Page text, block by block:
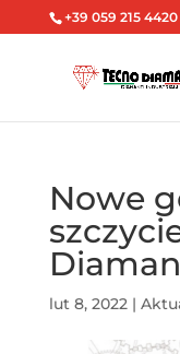
+39 059 215 4420
Nowe
lut 8, 2022|